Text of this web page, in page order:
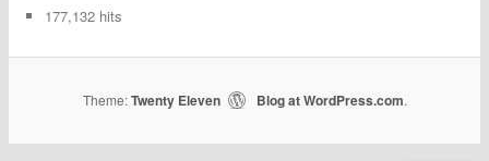
177,132 hits
Theme:Twenty Eleven |
Blog at WordPress.com.